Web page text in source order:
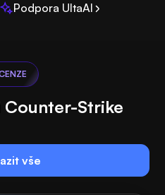
Podpora UltaAI
Counter-Strike
vše